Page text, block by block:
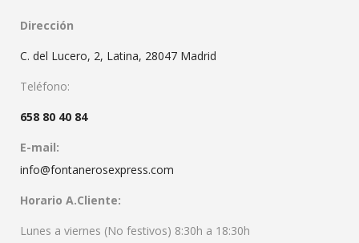
Dirección
C. del Lucero, 2, Latina, 28047 Madrid
Teléfono:
658 80 40 84
E-mail:
info@fontanerosexpress.com
Horario A.Cliente:
Lunes a viernes (No festivos) 8:30h a 18:30h